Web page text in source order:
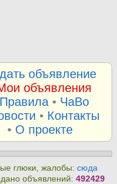
объявление
объявления
Правила• ЧаВо
• Контакты
• О проекте
глюки, жалобы:сюда
объявлений:492429